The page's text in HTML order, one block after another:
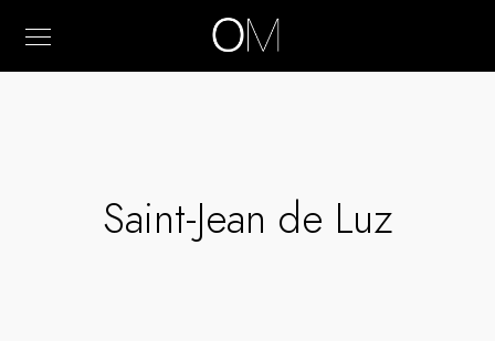
Saint-Jean de Luz